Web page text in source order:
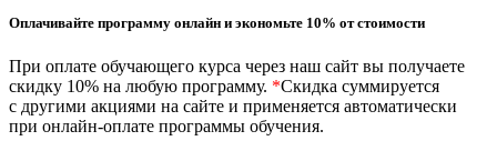
Техносферная безопасность и
природообустройство
Оплачивайте программу онлайн и экономьте 10% от стоимости
При оплате обучающего курса через наш сайт вы получаете
скидку 10% на любую программу. *Скидка суммируется
с другими акциями на сайте и применяется автоматически
при онлайн-оплате программы обучения.